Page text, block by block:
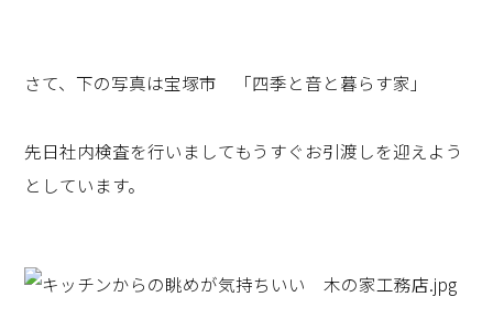
さて、下の写真は宝塚市 「四季と音と暮らす家」
先日社内検査を行いましてもうすぐお引渡しを迎えよう
としています。